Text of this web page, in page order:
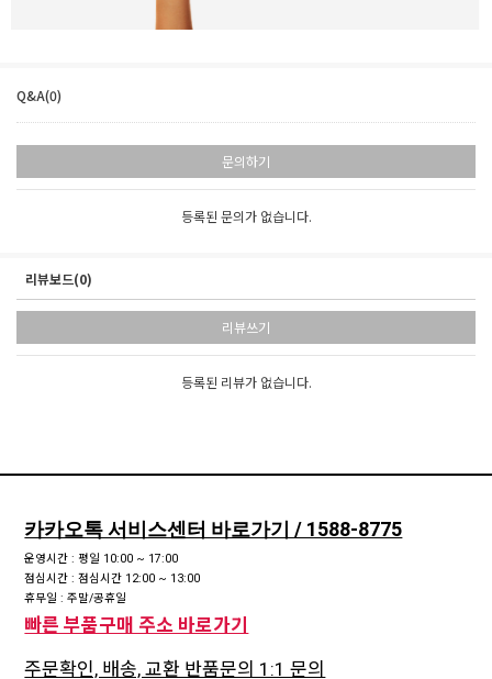
Q&A(0)
문의하기
등록된 문의가 없습니다.
리뷰보드(0)
리뷰쓰기
등록된 리뷰가 없습니다.
카카오톡 서비스센터 바로가기 / 1588-8775
운영시간 : 평일 10:00 ~ 17:00
점심시간 : 점심시간 12:00 ~ 13:00
휴무일 : 주말/공휴일
빠른 부품구매 주소 바로가기
주문확인, 배송, 교환 반품문의 1:1 문의